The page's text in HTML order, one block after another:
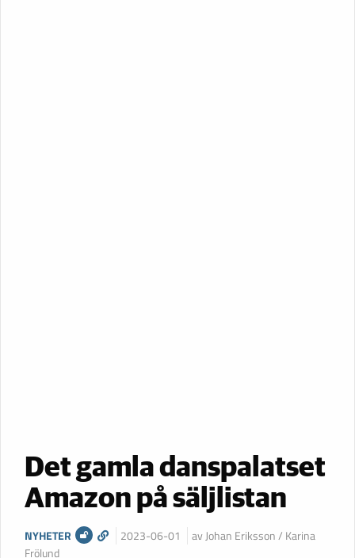
Det gamla danspalatset
Amazon på säljlistan
NYHETER 2023-06-01
av Johan Eriksson / Karina
Frölund